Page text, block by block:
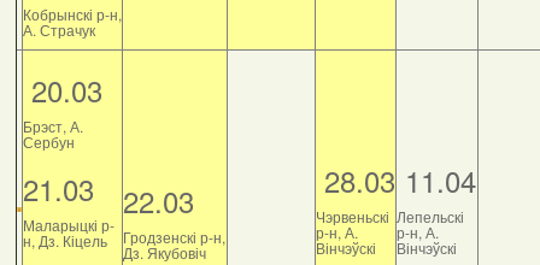
Кобрынскі р-н,
А. Страчук
20.03
Брэст, А.
Сербун
21.03
Маларыцкі р-
н, Дз. Кіцель
22.03
Гродзенскі р-н,
Дз. Якубовіч
28.03
Чэрвеньскі
р-н, А.
Вінчэўскі
11.04
Лепельскі
р-н, А.
Вінчэўскі